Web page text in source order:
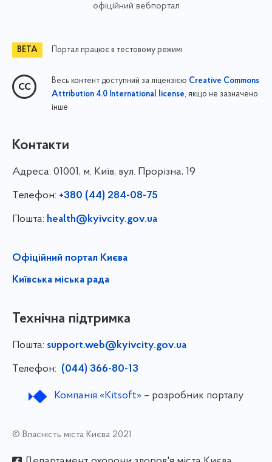
офіційний вебпортал
Портал працює в тестовому режимі
Весь контент доступний за ліцензією Creative Commons
Attribution 4.0 International license, якщо не зазначено
інше
Контакти
Адреса: 01001, м. Київ, вул. Прорізна, 19
Телефон: +380 (44) 284-08-75
Пошта: health@kyivcity.gov.ua
Офіційний портал Києва
Київська міська рада
Технічна підтримка
Пошта: support.web@kyivcity.gov.ua
Телефон: (044) 366-80-13
Компанія «Kitsoft»– розробник порталу
© Власність міста Києва 2021